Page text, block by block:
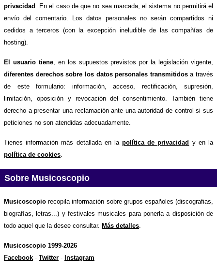
privacidad
. En el caso de que no sea marcada, el sistema no permitirá el
envío del comentario. Los datos personales no serán compartidos ni
cedidos a terceros (con la excepción ineludible de las compañías de
hosting).
El usuario tiene, en los supuestos previstos por la legislación vigente,
diferentes derechos sobre los datos personales transmitidosa través
de este formulario: información, acceso, rectificación, supresión,
limitación, oposición y revocación del consentimiento. También tiene
derecho a presentar una reclamación ante una autoridad de control si sus
peticiones no son atendidas adecuadamente.
Tienes información más detallada en lapolítica de privacidad y en la
política de cookies
Sobre Musicoscopio
Musicoscopio recopila información sobre grupos españoles (discografias,
biografías, letras...) y festivales musicales para ponerla a disposición de
todo aquel que la desee consultar. Más detalles.
Musicoscopio 1999-2026
Facebook - Twitter - Instagram